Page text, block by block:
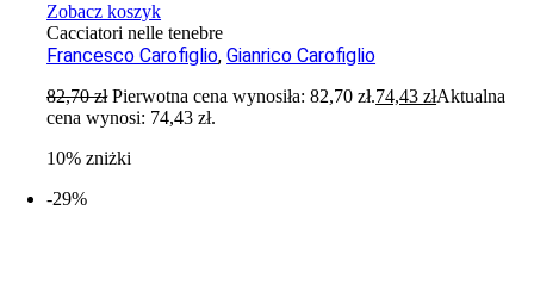
Zobacz koszyk
Cacciatori nelle tenebre
Francesco Carofiglio,Gianrico Carofiglio
82,70zł Pierwotna cena wynosiła: 82,70 zł.74,43złAktualna
cena wynosi: 74,43 zł.
10% zniżki
-29%